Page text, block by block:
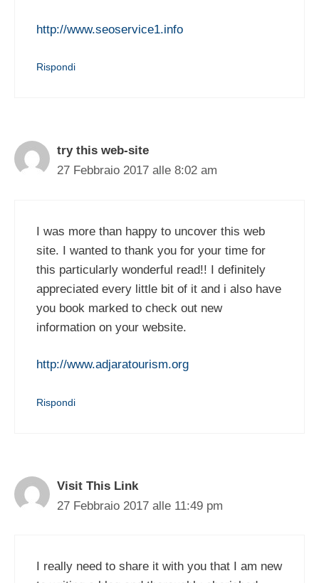
http://www.seoservice1.info
Rispondi
try this web-site
27 Febbraio 2017 alle 8:02 am
I was more than happy to uncover this web
site. I wanted to thank you for your time for
this particularly wonderful read!! I definitely
appreciated every little bit of it and i also have
you book marked to check out new
information on your website.
http://www.adjaratourism.org
Rispondi
Visit This Link
27 Febbraio 2017 alle 11:49 pm
I really need to share it with you that I am new